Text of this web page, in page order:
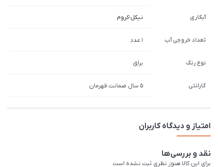
آبکاری نیکل-کروم
تعداد خروجی آب 1 عدد
نوع رنگ براق
گارانتی 5 سال ضمانت قهرمان
امتیاز و دیدگاه کاربران
نقد و بررسی‌ها
برای این کالا هنوز نظری ثبت نشده است.